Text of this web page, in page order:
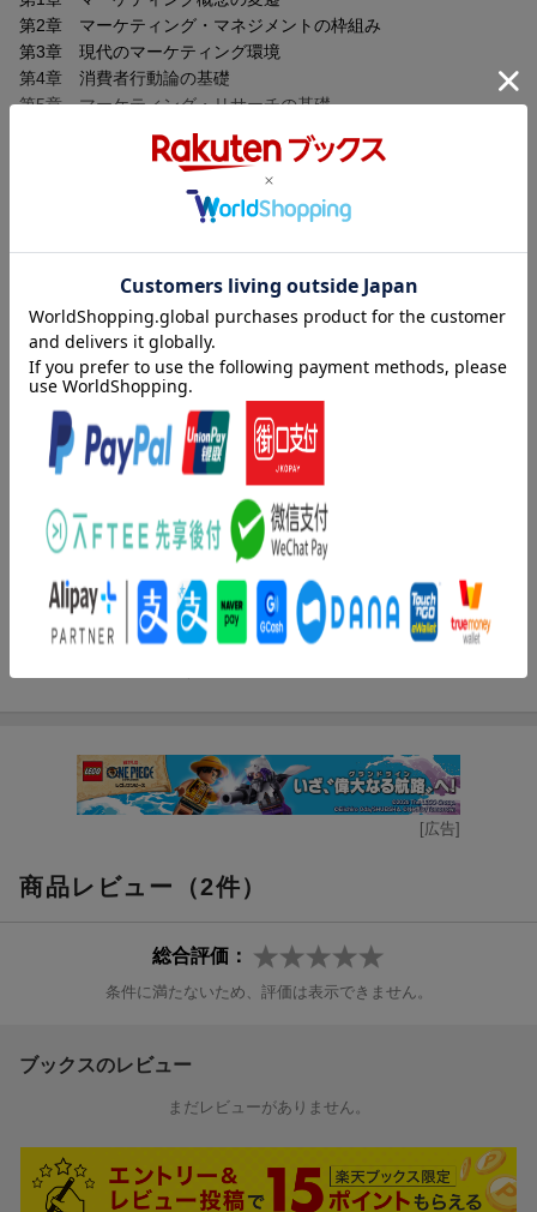
第2章 マーケティング・マネジメントの枠組み
第3章 現代のマーケティング環境
第4章 消費者行動論の基礎
第5章 マーケティング・リサーチの基礎
第6章 製品戦略の基礎
第7章 価格戦略の基礎
第8章 プロモーション戦略の基礎
第9章 チャネルの戦略の基礎
第12章 キャラクター・マーケティングの基礎
第13章 サービス・マーケティングの基礎
第14章 グローバル・マーケティングの基礎
第15章 これからのマーケティング
基礎理論から新しいマーケティングの考え方まで、重要テーマを
コンパクトに解説した学習テキストの決定版！
目次（「BOOK」データベースより）
序章 マーケテいング発想の重要性／第１章 マーケティング概
念の変遷／第２章 マーケティング・マネジメントの枠組み／第
３章 現代のマーケティング環境／第４章 消費者行動論の基礎
／第５章 マーケティング・リサーチの基礎／第６章 製品戦略
の基礎／第７章 価格戦略の基礎／第８章 プロモーション戦略
の基礎／第９章 チャネル戦略の基礎／第１０章 ダイレクト・
マーケティングの基礎／第１１章 デジタル・マーケティングの
基礎／第１２章 キャラクター・マーケティングの基礎／第１３
章 サービス・マーケティングの基礎／第１４章 グローバル・
[広告]
商品レビュー（2件）
総合評価：
条件に満たないため、評価は表示できません。
ブックスのレビュー
まだレビューがありません。